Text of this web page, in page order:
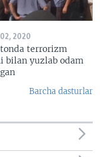
02, 2020
terrorizm
bilan yuzlab odam
Barcha dasturlar